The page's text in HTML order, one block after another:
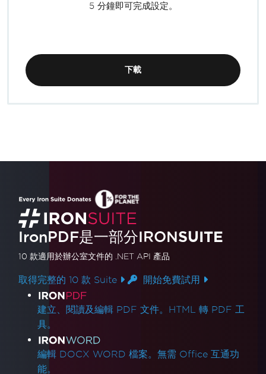
5 分鐘即可完成設定。
下載
IronPDF是一部分IRONSUITE
10 款適用於辦公室文件的 .NET API 產品
取得完整的 10 款 Suite 開始免費試用
產品連結
建立、閱讀及編輯 PDF 文件。HTML 轉 PDF 工
具。
編輯 DOCX WORD 檔案。無需 Office 互通功
能。